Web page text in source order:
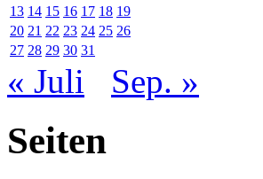
13 14 15 16 17 18 19
20 21 22 23 24 25 26
27 28 29 30 31
« Juli Sep. »
Seiten